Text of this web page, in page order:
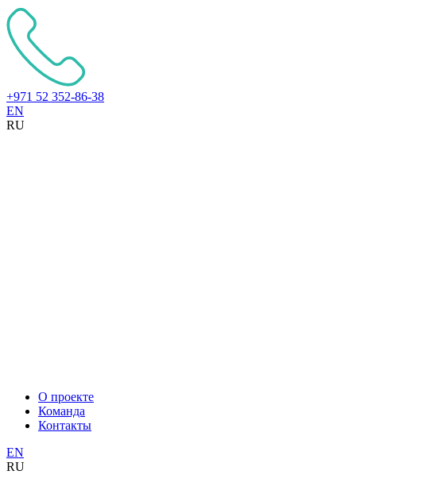
+971 52 352-86-38
EN
RU
О проекте
Команда
Контакты
EN
RU